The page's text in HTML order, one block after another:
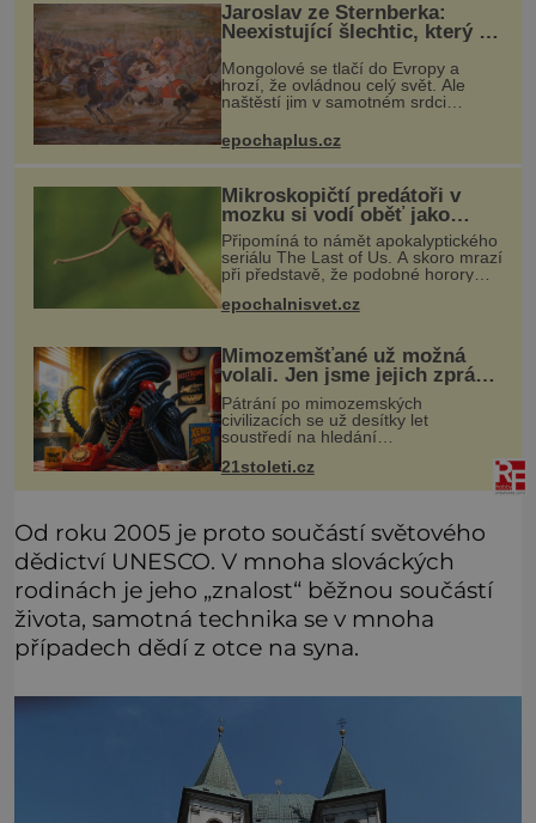
Jaroslav ze Šternberka:
Neexistující šlechtic, který z
Moravy vyžene Mongoly
Mongolové se tlačí do Evropy a
hrozí, že ovládnou celý svět. Ale
naštěstí jim v samotném srdci
Evropy stojí v cestě malé, ale silné
království, které dokáže
dobyvatelské hordy zastavit. Co
nedokáže žá
epochaplus.cz
Mikroskopičtí predátoři v
mozku si vodí oběť jako
loutku
Připomíná to námět apokalyptického
seriálu The Last of Us. A skoro mrazí
při představě, že podobné horory
probíhají v přírodě běžně – s tím
rozdílem, že nejde pouze o infekce
epochalnisvet.cz
Mimozemšťané už možná
volali. Jen jsme jejich zprávu
nedokázali rozpoznat
Pátrání po mimozemských
civilizacích se už desítky let
soustředí na hledání
které by příroda sama vytvořila jen
stěží. Nová studie však naznačuje,
21stoleti.cz
Od roku 2005 je proto součástí světového
dědictví UNESCO. V mnoha slováckých
rodinách je jeho „znalost“ běžnou součástí
života, samotná technika se v mnoha
případech dědí z otce na syna.